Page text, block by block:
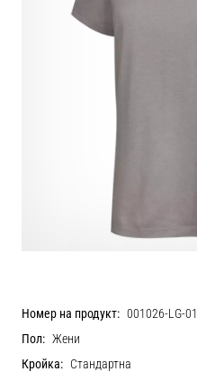
Номер на продукт: 001026-LG-01
Пол: Жени
Кройка: Стандартна